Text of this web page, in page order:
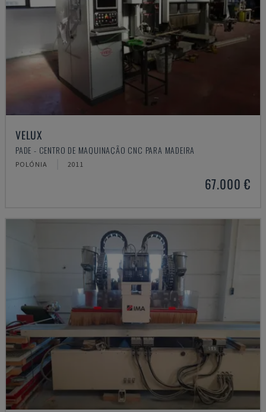
VELUX
PADE - CENTRO DE MAQUINAÇÃO CNC PARA MADEIRA
POLÓNIA 2011
67.000 €